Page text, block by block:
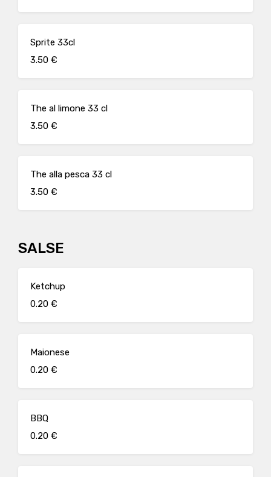
Sprite 33cl
3.50 €
The al limone 33 cl
3.50 €
The alla pesca 33 cl
3.50 €
SALSE
Ketchup
0.20 €
Maionese
0.20 €
BBQ
0.20 €